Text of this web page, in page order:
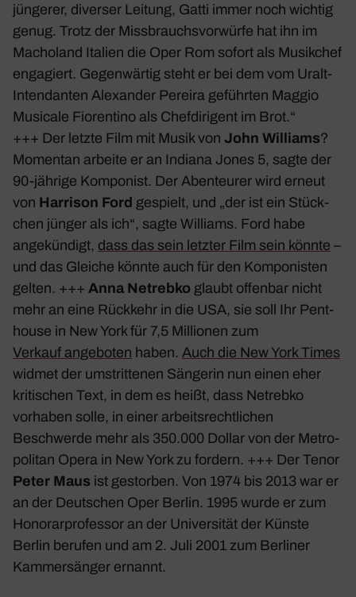
jüngerer, diverser Leitung, Gatti immer noch wichtig
genug. Trotz der Miss­brauchs­vor­würfe hat ihn im
Macho­land Italien die Oper Rom sofort als Musik­chef
enga­giert. Gegen­wärtig steht er bei dem vom Uralt-
Inten­danten Alex­ander Pereira geführten Maggio
Musi­cale Fioren­tino als Chef­di­ri­gent im Brot.“
+++ Der letzte Film mit Musik von John Williams?
Momentan arbeite er an Indiana Jones 5, sagte der
90-jährige Kompo­nist. Der Aben­teurer wird erneut
von Harrison Ford gespielt, und „der ist ein Stück­
chen jünger als ich“, sagte Williams. Ford habe
ange­kün­digt, dass das sein letzter Film sein könnte –
und das Gleiche könnte auch für den Kompo­nisten
gelten. +++ Anna Netrebko glaubt offenbar nicht
mehr an eine Rück­kehr in die USA, sie soll Ihr Pent­
house in New York für 7,5 Millionen zum
Verkauf ange­boten haben. Auch die New York Times
widmet der umstrit­tenen Sängerin nun einen eher
kriti­schen Text, in dem es heißt, dass Netrebko
vorhaben solle, in einer arbeits­recht­li­chen
Beschwerde mehr als 350.000 Dollar von der Metro­
po­litan Opera in New York zu fordern. +++ Der Tenor
Peter Maus ist gestorben. Von 1974 bis 2013 war er
an der Deut­schen Oper Berlin. 1995 wurde er zum
Hono­rar­pro­fessor an der Univer­sität der Künste
Berlin berufen und am 2. Juli 2001 zum Berliner
Kammer­sänger ernannt.